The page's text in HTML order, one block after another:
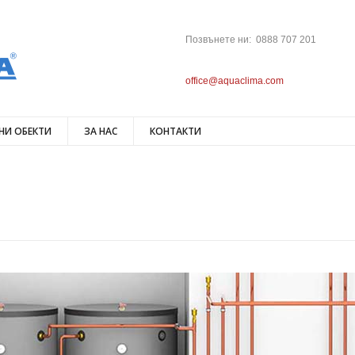
Позвънете ни: 0888 707 201
office@aquaclima.com
ОБЕКТИ ЗА НАС КОНТАКТИ